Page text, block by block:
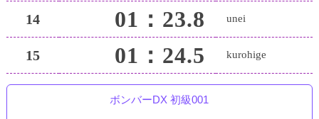
14 01：23.8 unei
15 01：24.5 kurohige
ボンバーDX 初級001